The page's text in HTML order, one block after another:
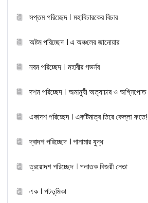
সপ্তম পরিচ্ছেদ । মহাবিচারকের বিচার
অষ্টম পরিচ্ছেদ । এ অঞ্চলের জানোয়ার
নবম পরিচ্ছেদ । মহাবীর গভর্নর
দশম পরিচ্ছেদ । অমানুষী অত্যাচার ও অগ্নিপোত
একাদশ পরিচ্ছেদ । একটিমাত্র তিরে কেল্লা ফতে!
দ্বাদশ পরিচ্ছেদ । পানামার যুদ্ধ
ত্রয়োদশ পরিচ্ছেদ । পলাতক বিজয়ী নেতা
এক । পটভূমিকা